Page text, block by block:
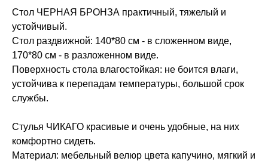
Стол ЧЕРНАЯ БРОНЗА практичный, тяжелый и
устойчивый.
Стол раздвижной: 140*80 см - в сложенном виде,
170*80 см - в разложенном виде.
Поверхность стола влагостойкая: не боится влаги,
устойчива к перепадам температуры, большой срок
службы.
Стулья ЧИКАГО красивые и очень удобные, на них
комфортно сидеть.
Материал: мебельный велюр цвета капучино, мягкий и